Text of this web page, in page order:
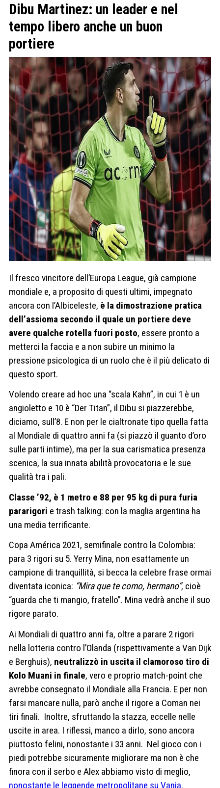
Dibu Martinez: un leader e nel
tempo libero anche un buon
portiere
Il fresco vincitore dell’Europa League, già campione
mondiale e, a proposito di questi ultimi, impegnato
ancora con l’Albiceleste, è la dimostrazione pratica
dell’assioma secondo il quale un portiere deve
avere qualche rotella fuori posto, essere pronto a
metterci la faccia e a non subire un minimo la
pressione psicologica di un ruolo che è il più delicato di
questo sport.
Volendo creare ad hoc una “scala Kahn”, in cui 1 è un
angioletto e 10 è “Der Titan”, il Dibu si piazzerebbe,
diciamo, sull’8. E non per le cialtronate tipo quella fatta
al Mondiale di quattro anni fa (si piazzò il guanto d’oro
sulle parti intime), ma per la sua carismatica presenza
scenica, la sua innata abilità provocatoria e le sue
qualità tra i pali.
Classe ’92, è 1 metro e 88 per 95 kg di pura furia
pararigori e trash talking: con la maglia argentina ha
una media terrificante.
Copa América 2021, semifinale contro la Colombia:
para 3 rigori su 5. Yerry Mina, non esattamente un
campione di tranquillità, si becca la celebre frase ormai
diventata iconica: “Mira que te como, hermano”, cioè
“guarda che ti mangio, fratello”. Mina vedrà anche il suo
rigore parato.
Ai Mondiali di quattro anni fa, oltre a parare 2 rigori
nella lotteria contro l’Olanda (rispettivamente a Van Dijk
e Berghuis), neutralizzò in uscita il clamoroso tiro di
Kolo Muani in finale, vero e proprio match-point che
avrebbe consegnato il Mondiale alla Francia. E per non
farsi mancare nulla, parò anche il rigore a Coman nei
tiri finali. Inoltre, sfruttando la stazza, eccelle nelle
uscite in area. I riflessi, manco a dirlo, sono ancora
piuttosto felini, nonostante i 33 anni. Nel gioco con i
piedi potrebbe sicuramente migliorare ma non è che
finora con il serbo e Alex abbiamo visto di meglio,
nonostante le leggende metropolitane su Vanja.